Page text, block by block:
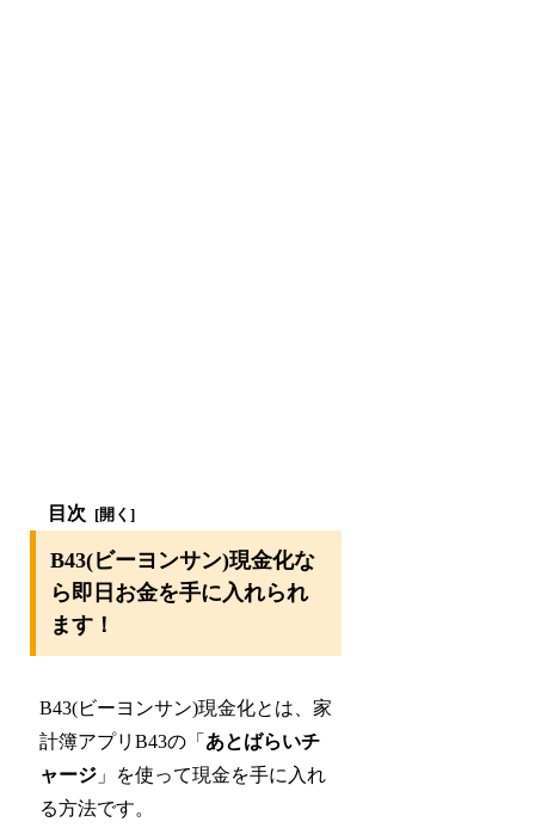
目次
B43(ビーヨンサン)現金化な
ら即日お金を手に入れられ
ます！
B43(ビーヨンサン)現金化とは、家
計簿アプリB43の「 あとばらいチ
ャージ」を使って現金を手に入れ
る方法です。